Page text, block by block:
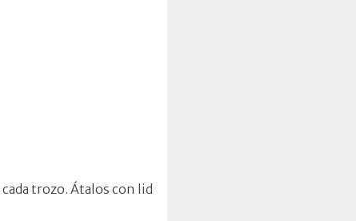
trozo. Átalos con lid